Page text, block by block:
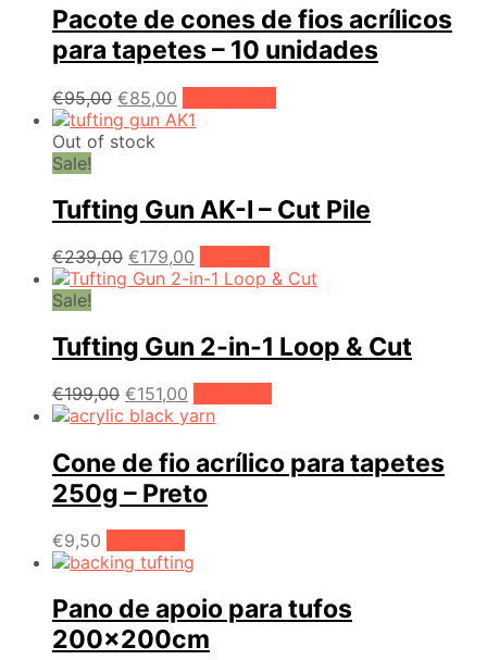
Pacote de cones de fios acrílicos
para tapetes – 10 unidades
€95,00 O
preço
original
€85,00
preço
The
options
be
chosen
the
product
Out of stock
Sale!
Tufting Gun AK-I – Cut Pile
€239,00 O
preço
€239,00.
€179,00
preço
€179,00.
Sale!
Tufting Gun 2-in-1 Loop & Cut
€199,00 O
preço
era:
€199,00.
€151,00
preço
é:
€151,00.
Cone de fio acrílico para tapetes
250g – Preto
€9,50
Pano de apoio para tufos
200x200cm